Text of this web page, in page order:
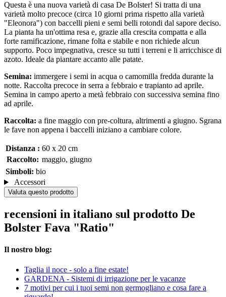
Questa è una nuova varietà di casa De Bolster! Si tratta di una
varietà molto precoce (circa 10 giorni prima rispetto alla varietà
"Eleonora") con baccelli pieni e semi belli rotondi dal sapore deciso.
La pianta ha un'ottima resa e, grazie alla crescita compatta e alla
forte ramificazione, rimane folta e stabile e non richiede alcun
supporto. Poco impegnativa, cresce su tutti i terreni e li arricchisce di
azoto. Ideale da piantare accanto alle patate.
Semina: immergere i semi in acqua o camomilla fredda durante la
notte. Raccolta precoce in serra a febbraio e trapianto ad aprile.
Semina in campo aperto a metà febbraio con successiva semina fino
ad aprile.
Raccolta: a fine maggio con pre-coltura, altrimenti a giugno. Sgrana
le fave non appena i baccelli iniziano a cambiare colore.
Distanza : 60 x 20 cm
Raccolto: maggio, giugno
Simboli: bio
Accessori
Valuta questo prodotto
recensioni in italiano sul prodotto De
Bolster Fava "Ratio"
Il nostro blog:
Taglia il noce - solo a fine estate!
GARDENA - Sistemi di irrigazione per le vacanze
7 motivi per cui i tuoi semi non germogliano e cosa fare a